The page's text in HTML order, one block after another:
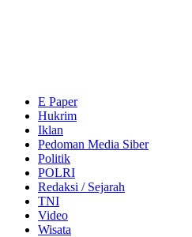
E Paper
Hukrim
Iklan
Pedoman Media Siber
Politik
POLRI
Redaksi / Sejarah
TNI
Video
Wisata